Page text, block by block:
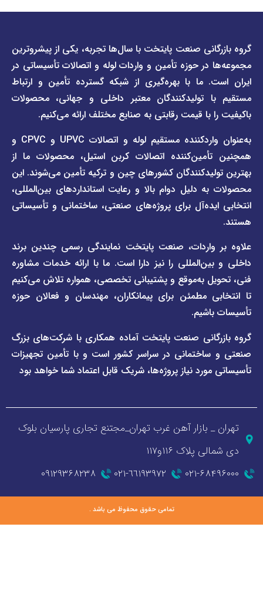
صنعت پایتخت با سال‌ها تجربه، یکی از پیشروترین
حوزه تأمین و واردات لوله و اتصالات تأسیساتی در
ما با بهره‌گیری از شبکه گسترده تأمین و ارتباط
تولیدکنندگان معتبر داخلی و جهانی، محصولات
با قیمت رقابتی به صنایع مختلف ارائه می‌کنیم.
به‌عنوان واردکننده مستقیم لوله و اتصالات UPVC و CPVC و
اتصالات کربن استیل، محصولات ما از
کشورهای چین و ترکیه تأمین می‌شوند. این
دلیل دوام بالا و رعایت استانداردهای بین‌المللی،
برای پروژه‌های صنعتی، ساختمانی و تأسیساتی
صنعت پایتخت نمایندگی رسمی چندین برند
را نیز دارا است. ما با ارائه خدمات مشاوره
به‌موقع و پشتیبانی تخصصی، همواره تلاش می‌کنیم
مطمئن برای پیمانکاران، مهندسان و فعالان حوزه
صنعت پایتخت آماده همکاری با شرکت‌های بزرگ
در سراسر کشور است و با تأمین تجهیزات
نیاز پروژه‌ها، شریک قابل اعتماد شما خواهد بود
دسترسی
سریع
صفحه
لیست
قیمت
صفحه
برند
پیمتاش
صفحه
برند
فاراب
پول
دسترسی
سریع
درباره
ما
قوانین
و
مقررات
وبلاگ
خبری
بازار آهن غرب تهران_مجتنع تجاری پارسیان بلوک
۱۱۶و۱۱۷
٦٦١٩٣٩٧٢-٠٢١ ۰۹۱۲۹۳۶۸۲۳۸
تمامی حقوق محفوظ می باشد .